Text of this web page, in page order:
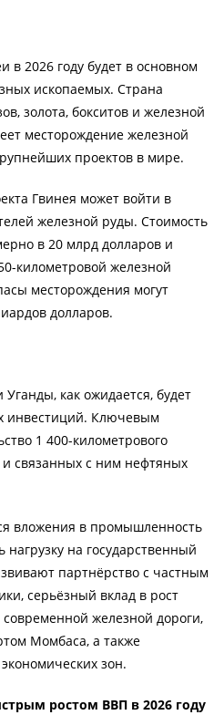
в 2026 году будет в основном
ископаемых. Страна
золота, бокситов и железной
месторождение железной
проектов в мире.
Гвинея может войти в
железной руды. Стоимость
в 20 млрд долларов и
километровой железной
месторождения могут
долларов.
Уганды, как ожидается, будет
инвестиций. Ключевым
1 400-километрового
связанных с ним нефтяных
вложения в промышленность
нагрузку на государственный
партнёрство с частным
серьёзный вклад в рост
железной дороги,
Момбаса, а также
зон.
ростом ВВП в 2026 году